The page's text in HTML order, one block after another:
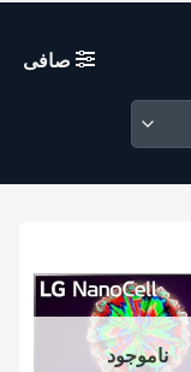
صافی
ناموجود